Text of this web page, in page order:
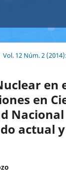
Vol. 12 Núm. 2
en
en
Nacional
actual